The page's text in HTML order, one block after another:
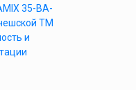
35-BA-
ТМ
и